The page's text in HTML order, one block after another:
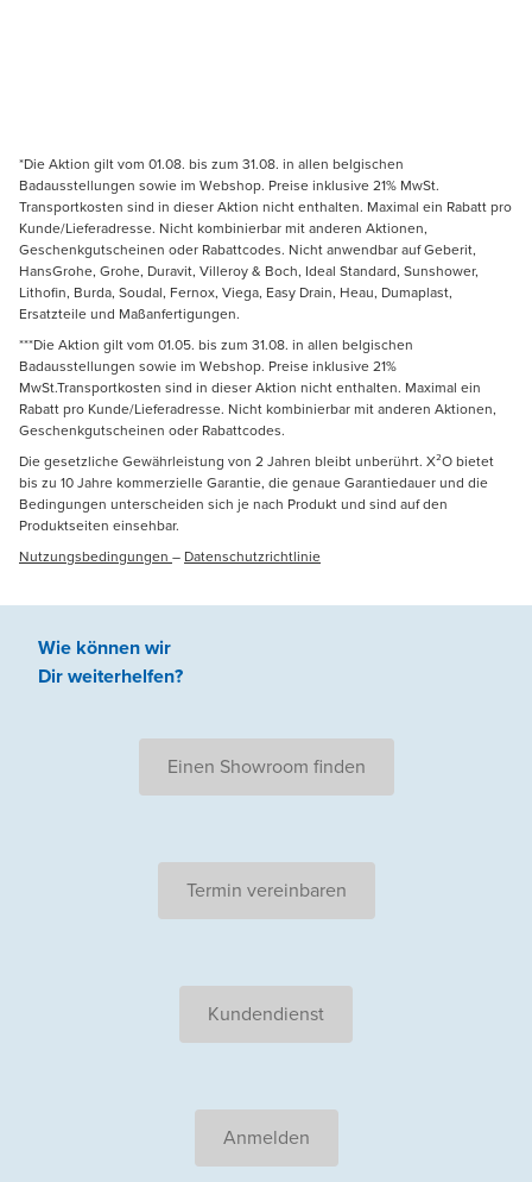
*Die Aktion gilt vom 01.08. bis zum 31.08. in allen belgischen
Badausstellungen sowie im Webshop. Preise inklusive 21% MwSt.
Transportkosten sind in dieser Aktion nicht enthalten. Maximal ein Rabatt pro
Kunde/Lieferadresse. Nicht kombinierbar mit anderen Aktionen,
Geschenkgutscheinen oder Rabattcodes. Nicht anwendbar auf Geberit,
HansGrohe, Grohe, Duravit, Villeroy & Boch, Ideal Standard, Sunshower,
Lithofin, Burda, Soudal, Fernox, Viega, Easy Drain, Heau, Dumaplast,
Ersatzteile und Maßanfertigungen.
***Die Aktion gilt vom 01.05. bis zum 31.08. in allen belgischen
Badausstellungen sowie im Webshop. Preise inklusive 21%
MwSt.Transportkosten sind in dieser Aktion nicht enthalten. Maximal ein
Rabatt pro Kunde/Lieferadresse. Nicht kombinierbar mit anderen Aktionen,
Geschenkgutscheinen oder Rabattcodes.
Die gesetzliche Gewährleistung von 2 Jahren bleibt unberührt. X²O bietet
bis zu 10 Jahre kommerzielle Garantie, die genaue Garantiedauer und die
Bedingungen unterscheiden sich je nach Produkt und sind auf den
Produktseiten einsehbar.
Nutzungsbedingungen – Datenschutzrichtlinie
Wie können wir
Dir weiterhelfen?
Einen Showroom finden
Termin vereinbaren
Kundendienst
Anmelden